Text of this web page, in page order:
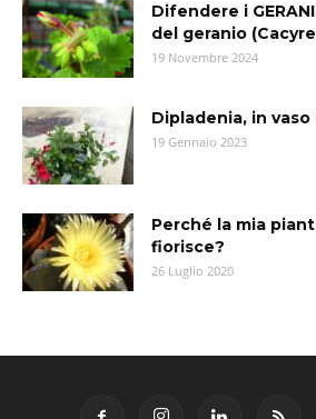
Difendere i
del geranio
19 Novembre 2024
Dipladenia, in
19 Gennaio 2023
Perché la mia
fiorisce?
26 Luglio 2020